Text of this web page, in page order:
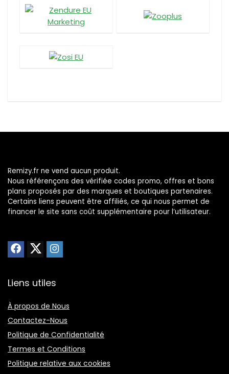
Remizy.fr ne vend aucun produit.
Nous référençons des vérifiée codes promo, offres et bons
plans proposés par des marques et boutiques partenaires.
Certains liens peuvent être affiliés, ce qui nous permet de
financer le site sans coût supplémentaire pour l’utilisateur.
Liens utiles
À propos de Nous
Contactez-Nous
Politique de Confidentialité
Termes et Conditions
Politique relative aux cookies